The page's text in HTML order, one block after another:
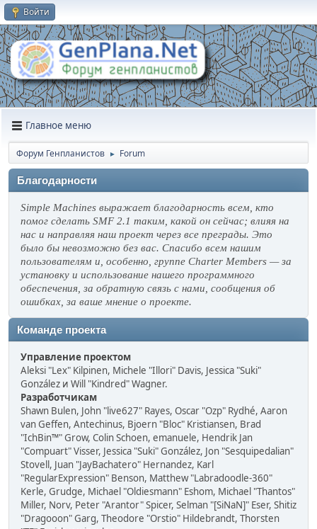
Войти
Главное меню
Форум Генпланистов ► Forum
Благодарности
Simple Machines выражает благодарность всем, кто
помог сделать SMF 2.1 таким, какой он сейчас; влияя на
нас и направляя наш проект через все преграды. Это
было бы невозможно без вас. Спасибо всем нашим
пользователям и, особенно, группе Charter Members — за
установку и использование нашего программного
обеспечения, за обратную связь с нами, сообщения об
ошибках, за ваше мнение о проекте.
Команде проекта
Управление проектом
Aleksi "Lex" Kilpinen, Michele "Illori" Davis, Jessica "Suki"
González и Will "Kindred" Wagner.
Разработчикам
Shawn Bulen, John "live627" Rayes, Oscar "Ozp" Rydhé, Aaron
van Geffen, Antechinus, Bjoern "Bloc" Kristiansen, Brad
"IchBin™" Grow, Colin Schoen, emanuele, Hendrik Jan
"Compuart" Visser, Jessica "Suki" González, Jon "Sesquipedalian"
Stovell, Juan "JayBachatero" Hernandez, Karl
"RegularExpression" Benson, Matthew "Labradoodle-360"
Kerle, Grudge, Michael "Oldiesmann" Eshom, Michael "Thantos"
Miller, Norv, Peter "Arantor" Spicer, Selman "[SiNaN]" Eser, Shitiz
"Dragooon" Garg, Theodore "Orstio" Hildebrandt, Thorsten